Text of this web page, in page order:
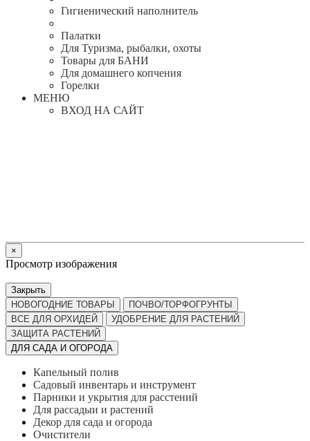
Гигиенический наполнитель
Палатки
Для Туризма, рыбалки, охоты
Товары для БАНИ
Для домашнего копчения
Горелки
МЕНЮ
ВХОД НА САЙТ
×
Просмотр изображения
Закрыть
НОВОГОДНИЕ ТОВАРЫ
ПОЧВО/ТОРФОГРУНТЫ
ВСЕ ДЛЯ ОРХИДЕЙ
УДОБРЕНИЕ ДЛЯ РАСТЕНИЙ
ЗАЩИТА РАСТЕНИЙ
ДЛЯ САДА И ОГОРОДА
Капельный полив
Садовый инвентарь и инструмент
Парники и укрытия для расстений
Для рассадыи и растений
Декор для сада и огорода
Очистители